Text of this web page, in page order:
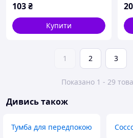
103₴
Купити
1 2 3
Показано 1 - 29
Дивись також
Тумба для передпокою